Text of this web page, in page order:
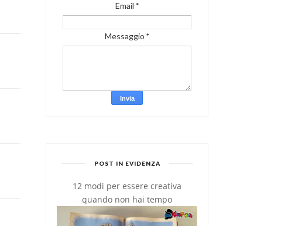
Email*
Messaggio*
POST IN EVIDENZA
12 modi per essere creativa
quando non hai tempo